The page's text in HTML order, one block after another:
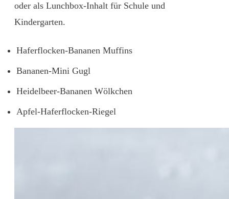
oder als Lunchbox-Inhalt für Schule und
Kindergarten.
Haferflocken-Bananen Muffins
Bananen-Mini Gugl
Heidelbeer-Bananen Wölkchen
Apfel-Haferflocken-Riegel